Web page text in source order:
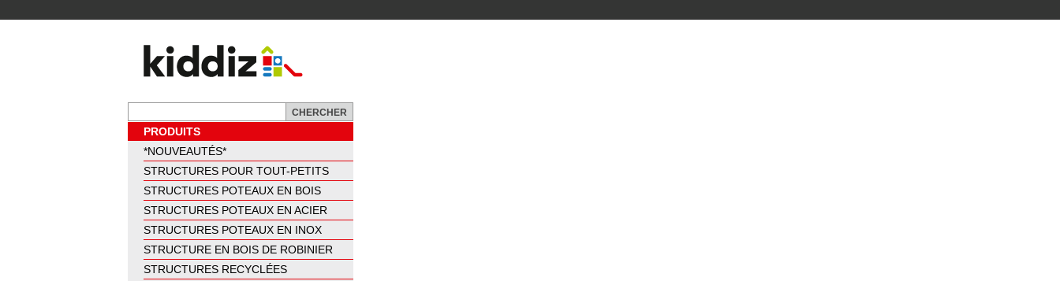
PRODUITS
*NOUVEAUTÉS*
STRUCTURES POUR TOUT-PETITS
STRUCTURES POTEAUX EN BOIS
STRUCTURES POTEAUX EN ACIER
STRUCTURES POTEAUX EN INOX
STRUCTURE EN BOIS DE ROBINIER
STRUCTURES RECYCLÉES